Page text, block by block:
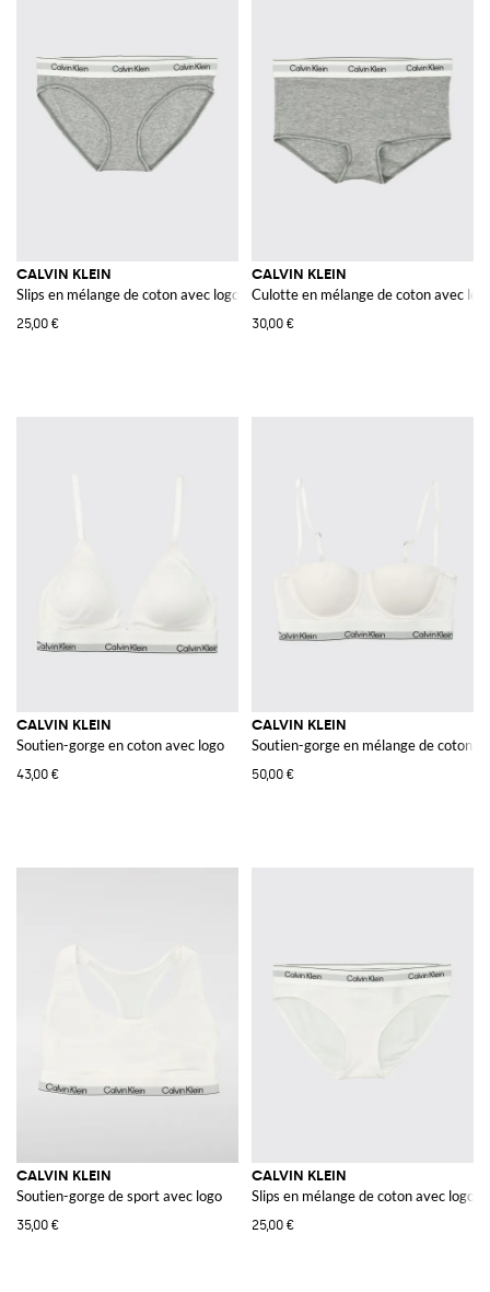
CALVIN KLEIN
Slips en mélange de coton avec logo
25,00 €
CALVIN KLEIN
Culotte en mélange de coton avec
30,00 €
CALVIN KLEIN
Soutien-gorge en coton avec logo
43,00 €
CALVIN KLEIN
Soutien-gorge en mélange de coton
50,00 €
CALVIN KLEIN
Soutien-gorge de sport avec logo
35,00 €
CALVIN KLEIN
Slips en mélange de coton avec logo
25,00 €